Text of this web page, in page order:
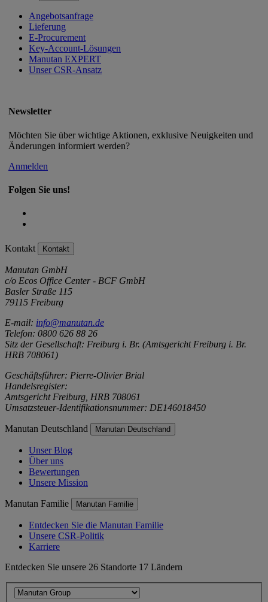
Angebotsanfrage
Lieferung
E-Procurement
Key-Account-Lösungen
Manutan EXPERT
Unser CSR-Ansatz
Newsletter
Möchten Sie über wichtige Aktionen, exklusive Neuigkeiten und
Änderungen informiert werden?
Anmelden
Folgen Sie uns!
Kontakt Kontakt
Manutan GmbH
c/o Ecos Office Center - BCF GmbH
Basler Straße 115
79115 Freiburg
E-mail: info@manutan.de
Telefon: 0800 626 88 26
Sitz der Gesellschaft: Freiburg i. Br. (Amtsgericht Freiburg i. Br.
HRB 708061)
Geschäftsführer: Pierre-Olivier Brial
Handelsregister:
Amtsgericht Freiburg, HRB 708061
Umsatzsteuer-Identifikationsnummer: DE146018450
Manutan Deutschland Manutan Deutschland
Unser Blog
Über uns
Bewertungen
Unsere Mission
Manutan Familie Manutan Familie
Entdecken Sie die Manutan Familie
Unsere CSR-Politik
Karriere
Entdecken Sie unsere 26 Standorte 17 Ländern